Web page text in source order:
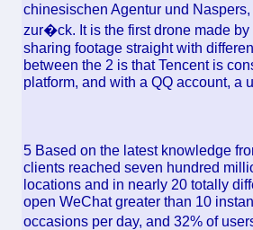
chinesischen Agentur und
zur�ck. It is the first drone made
sharing footage straight with
between the 2 is that Tencent is
platform, and with a QQ account, a
5 Based on the latest knowledge
clients reached seven hundred
locations and in nearly 20 totally
open WeChat greater than 10
occasions per day, and 32% of